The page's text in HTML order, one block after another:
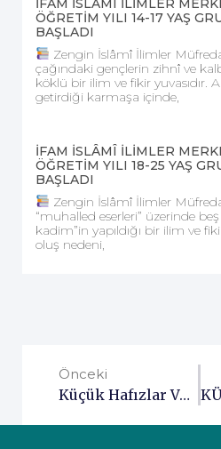
İFAM İSLÂMÎ İLİMLER
ÖĞRETİM YILI 14-17 YAŞ
BAŞLADI
Zengin İslâmî İlimler
çağındaki gençlerin zihnî ve
köklü bir ilim ve fikir yuvasıdır.
getirdiği karmaşa içinde,
İFAM İSLÂMÎ İLİMLER
ÖĞRETİM YILI 18-25 YAŞ
BAŞLADI
Zengin İslâmî İlimler
“muhalled eserleri” üzerinde beş
kadim”in yapıldığı bir ilim ve
oluş nedeni,
Önceki
Küçük Hafızlar Ve Hafız Namzetleri Ile Buluşma